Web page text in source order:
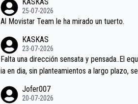
25-07-2026
Al Movistar Team le ha mirado un tuerto.
KASKAS
23-07-2026
Falta una dirección sensata y pensada..El
ia en dia, sin planteamientos a largo plazo,
a, Minguez, Velez etc etc.Me da pena vivir
Jofer007
20-07-2026